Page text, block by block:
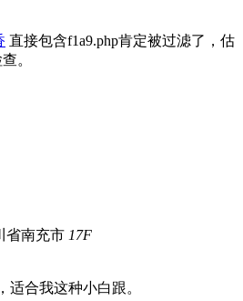
直接包含f1a9.php肯定被过滤了，估
。
省南充市 17F
适合我这种小白跟。